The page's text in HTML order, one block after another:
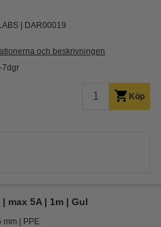
DAR00019
och beskrivningen
7dgr
Köp
max 5A | 1m | Gul
mm PPE